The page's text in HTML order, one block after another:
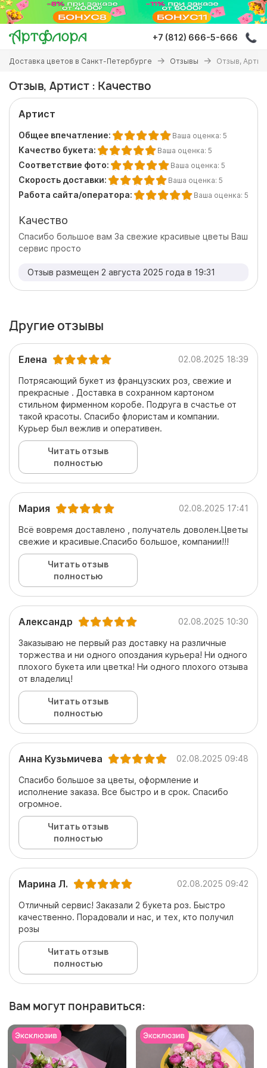
Перейти
основному
содержанию
+7 (812) 666-5-666
Вы
здесь
Доставка цветов в Санкт-Петербурге Отзывы Отзыв,
Отзыв, Артист : Качество
Артист
Общее впечатление: Ваша оценка: 5
Качество букета: Ваша оценка: 5
Соответствие фото: Ваша оценка: 5
Скорость доставки: Ваша оценка: 5
Работа сайта/оператора: Ваша оценка: 5
Качество
Спасибо большое вам За свежие красивые цветы Ваш
сервис просто
Отзыв размещен 2 августа 2025 года в 19:31
Другие отзывы
Елена 02.08.2025 18:39
Потрясающий букет из французских роз, свежие и
прекрасные . Доставка в сохранном картоном
стильном фирменном коробе. Подруга в счастье от
такой красоты. Спасибо флористам и компании.
Курьер был вежлив и оперативен.
Читать отзыв
полностью
Мария 02.08.2025 17:41
Всё вовремя доставлено , получатель доволен.Цветы
свежие и красивые.Спасибо большое, компании!!!
Читать отзыв
полностью
Александр 02.08.2025 10:30
Заказываю не первый раз доставку на различные
торжества и ни одного опоздания курьера! Ни одного
плохого букета или цветка! Ни одного плохого отзыва
от владелиц!
Читать отзыв
полностью
Анна Кузьмичева 02.08.2025 09:48
Спасибо большое за цветы, оформление и
исполнение заказа. Все быстро и в срок. Спасибо
огромное.
Читать отзыв
полностью
Марина Л. 02.08.2025 09:42
Отличный сервис! Заказали 2 букета роз. Быстро
качественно. Порадовали и нас, и тех, кто получил
розы
Читать отзыв
полностью
Вам могут понравиться: